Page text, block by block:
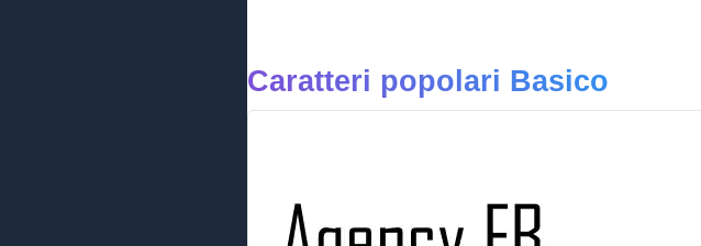
Caratteri popolari Basico